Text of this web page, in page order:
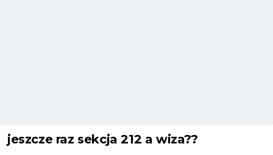
jeszcze raz sekcja 212 a wiza??